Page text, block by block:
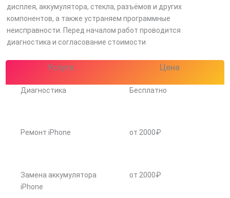
дисплея, аккумулятора, стекла, разъёмов и других
компонентов, а также устраняем программные
неисправности. Перед началом работ проводится
диагностика и согласование стоимости
Услуга Цена
Диагностика Бесплатно
Ремонт iPhone от 2000₽
Замена аккумулятора
iPhone
от 2000₽